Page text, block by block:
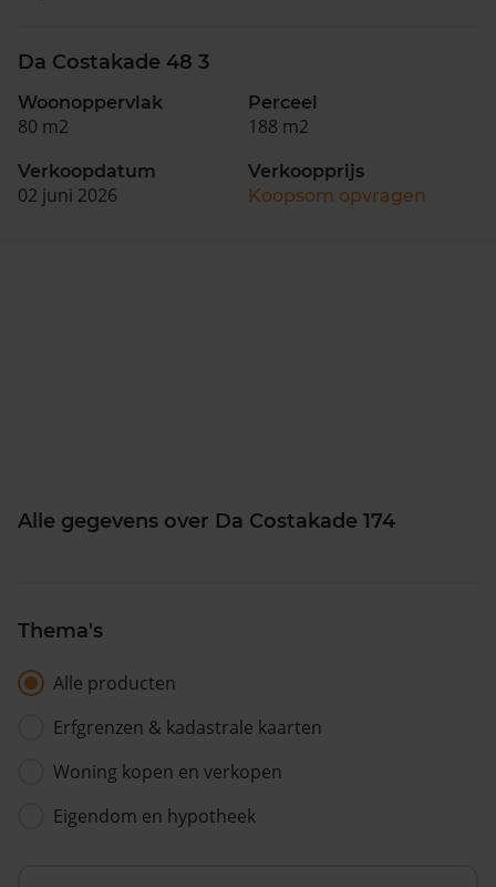
Da Costakade 48 3
Woonoppervlak
80 m2
Perceel
188 m2
Verkoopdatum
02 juni 2026
Verkoopprijs
Koopsom opvragen
Alle gegevens over Da Costakade 174
Thema's
Alle producten
Erfgrenzen & kadastrale kaarten
Woning kopen en verkopen
Eigendom en hypotheek